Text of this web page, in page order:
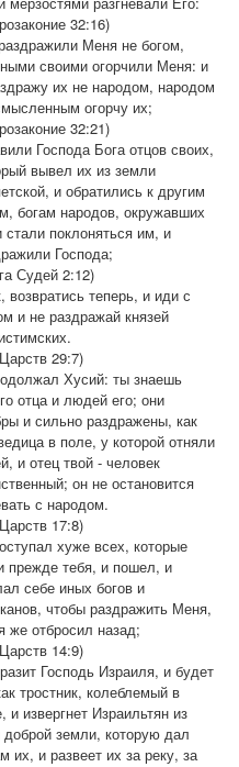
32:16)
Меня не богом,
своими огорчили Меня: и
их не народом, народом
огорчу их;
32:21)
Господа Бога отцов своих,
вывел их из земли
и обратились к другим
богам народов, окружавших
стали поклоняться им, и
Господа;
Судей 2:12)
возвратись теперь, и иди с
и не раздражай князей
29:7)
Хусий: ты знаешь
отца и людей его; они
и сильно раздражены, как
в поле, у которой отняли
и отец твой - человек
он не остановится
с народом.
17:8)
хуже всех, которые
прежде тебя, и пошел, и
себе иных богов и
чтобы раздражить Меня,
же отбросил назад;
14:9)
Господь Израиля, и будет
тростник, колеблемый в
и извергнет Израильтян из
доброй земли, которую дал
их, и развеет их за реку, за